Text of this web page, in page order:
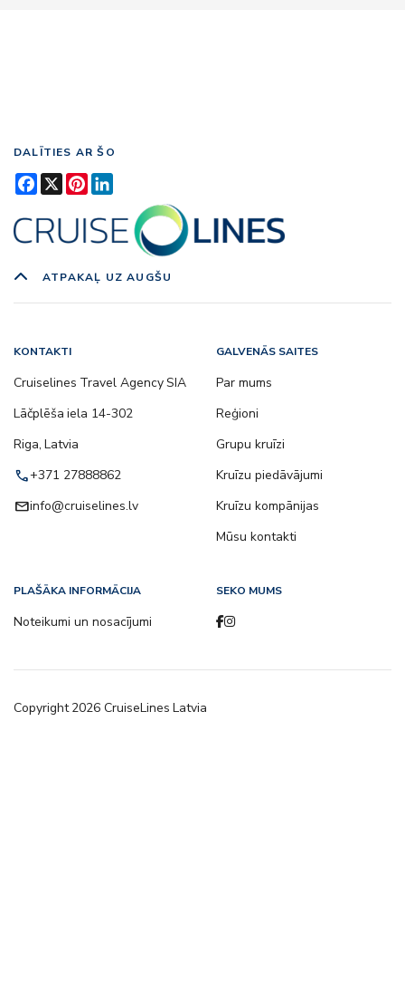
DALĪTIES AR ŠO
Facebook
X Pinterest
ATPAKAĻ UZ AUGŠU
KONTAKTI
Cruiselines Travel Agency SIA
Lāčplēša iela 14-302
Riga, Latvia
call+371 27888862
emailinfo@cruiselines.lv
GALVENĀS SAITES
Par mums
Reģioni
Grupu kruīzi
Kruīzu piedāvājumi
Kruīzu kompānijas
Mūsu kontakti
PLAŠĀKA INFORMĀCIJA
Noteikumi un nosacījumi
SEKO MUMS
Copyright2026 CruiseLines Latvia